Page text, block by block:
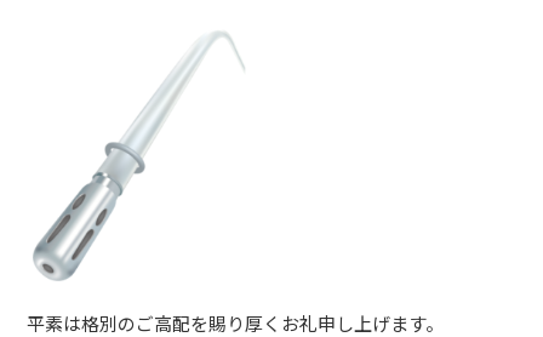
平素は格別のご高配を賜り厚くお礼申し上げます。